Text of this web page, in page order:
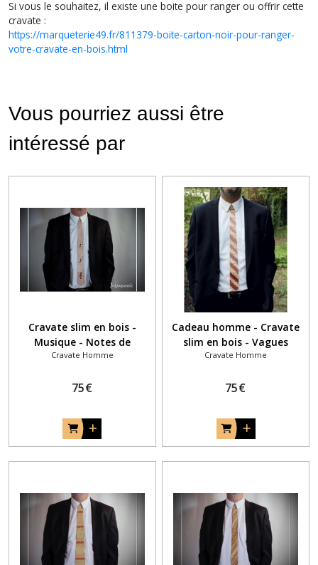
Si vous le souhaitez, il existe une boite pour ranger ou offrir cette
cravate :
https://marqueterie49.fr/811379-boite-carton-noir-pour-ranger-
votre-cravate-en-bois.html
Vous pourriez aussi être
intéressé par
Cravate slim en bois -
Musique - Notes de
musique et clé de sol
Cravate Homme
75€
Cadeau homme - Cravate
slim en bois - Vagues
violettes en amarante
Cravate Homme
75€